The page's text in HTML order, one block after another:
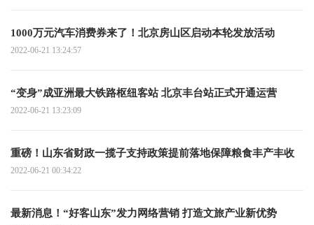
1000万元汽车消费券来了！北京房山区启动本轮发放活动
2022-06-21 13:24:57
“变身”成亚洲最大铁路枢纽客站 北京丰台站正式开通运营
2022-06-21 13:23:09
重磅！山东省财政一揽子支持政策提前落地保障粮食丰产丰收
2022-06-21 00:34:22
最新消息！“好客山东”发力网络营销 打造文旅产业新优势